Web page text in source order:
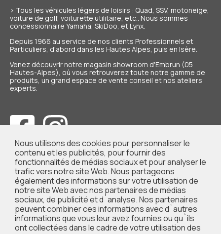
> Tous les véhicules légers de loisirs : Quad, SSV, motoneige,
voiture de golf, voiturette utilitaire, etc.. Nous sommes
concessionnaire Yamaha, SkiDoo, et Lynx.
Depuis 1966 au service de nos clients Professionnels et
Particuliers , d'abord dans les Hautes Alpes, puis en Isère.
Venez découvrir notre magasin showroom d'Embrun (05
Hautes-Alpes), où vous retrouverez toute notre gamme de
produits, un grand espace de vente conseil et nos ateliers
experts.
Nous utilisons des cookies pour personnaliser le
contenu et les publicités, pour fournir des
fonctionnalités de médias sociaux et pour analyser le
trafic vers notre site Web. Nous partageons
également des informations sur votre utilisation de
notre site Web avec nos partenaires de médias
sociaux, de publicité et d`analyse. Nos partenaires
peuvent combiner ces informations avec d`autres
informations que vous leur avez fournies ou qu`ils
ont collectées dans le cadre de votre utilisation des